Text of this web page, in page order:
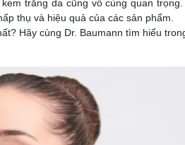
trắng da cũng vô cùng quan trọng.
thụ và hiệu quả của các sản phẩm.
Hãy cùng Dr. Baumann tìm hiểu